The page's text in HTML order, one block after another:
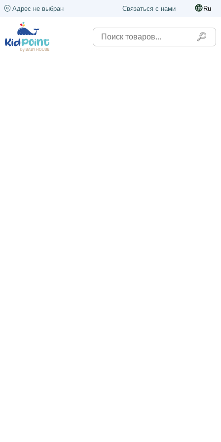
Адрес не выбран Связаться с нами Ru